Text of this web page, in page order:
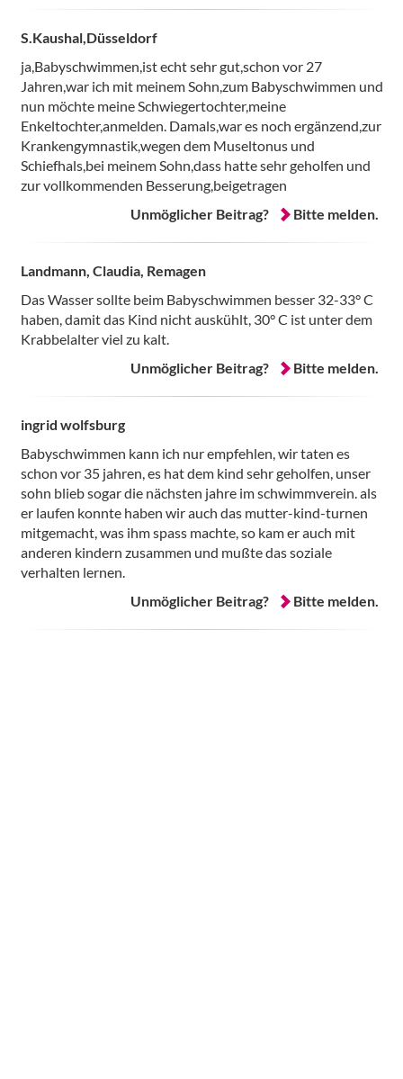
S.Kaushal,Düsseldorf
ja,Babyschwimmen,ist echt sehr gut,schon vor 27
Jahren,war ich mit meinem Sohn,zum Babyschwimmen und
nun möchte meine Schwiegertochter,meine
Enkeltochter,anmelden. Damals,war es noch ergänzend,zur
Krankengymnastik,wegen dem Museltonus und
Schiefhals,bei meinem Sohn,dass hatte sehr geholfen und
zur vollkommenden Besserung,beigetragen
Unmöglicher Beitrag?
Bitte melden.
Landmann, Claudia, Remagen
Das Wasser sollte beim Babyschwimmen besser 32-33° C
haben, damit das Kind nicht auskühlt, 30° C ist unter dem
Krabbelalter viel zu kalt.
Unmöglicher Beitrag?
Bitte melden.
ingrid wolfsburg
Babyschwimmen kann ich nur empfehlen, wir taten es
schon vor 35 jahren, es hat dem kind sehr geholfen, unser
sohn blieb sogar die nächsten jahre im schwimmverein. als
er laufen konnte haben wir auch das mutter-kind-turnen
mitgemacht, was ihm spass machte, so kam er auch mit
anderen kindern zusammen und mußte das soziale
verhalten lernen.
Unmöglicher Beitrag?
Bitte melden.